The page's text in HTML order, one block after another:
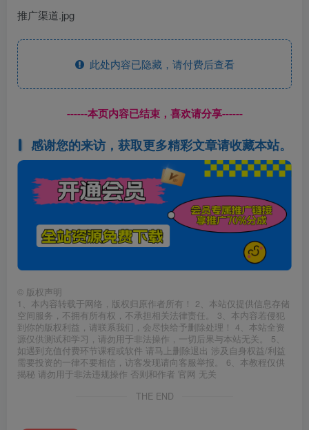
推广渠道.jpg
此处内容已隐藏，请付费后查看
------本页内容已结束，喜欢请分享------
感谢您的来访，获取更多精彩文章请收藏本站。
© 版权声明
1、本内容转载于网络，版权归原作者所有！ 2、本站仅提供信息存储
空间服务，不拥有所有权，不承担相关法律责任。 3、本内容若侵犯
到你的版权利益，请联系我们，会尽快给予删除处理！ 4、本站全资
源仅供测试和学习，请勿用于非法操作，一切后果与本站无关。 5、
如遇到充值付费环节课程或软件 请马上删除退出 涉及自身权益/利益
需要投资的一律不要相信，访客发现请向客服举报。 6、本教程仅供
揭秘 请勿用于非法违规操作 否则和作者 官网 无关
THE END